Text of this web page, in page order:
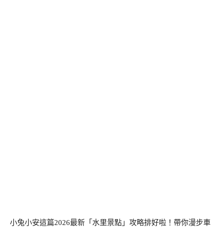
小兔小安這篇2026最新「水里景點」攻略排好啦！帶你漫步車